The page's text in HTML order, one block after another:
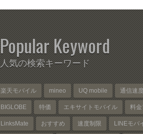
Popular Keyword
人気の検索キーワード
楽天モバイル mineo UQ mobile 通信速度
BIGLOBE 特価 エキサイトモバイル 料金
LinksMate おすすめ 速度制限 LINEモバ